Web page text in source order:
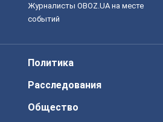
Журналисты OBOZ.UA на месте
событий
Политика
Расследования
Общество